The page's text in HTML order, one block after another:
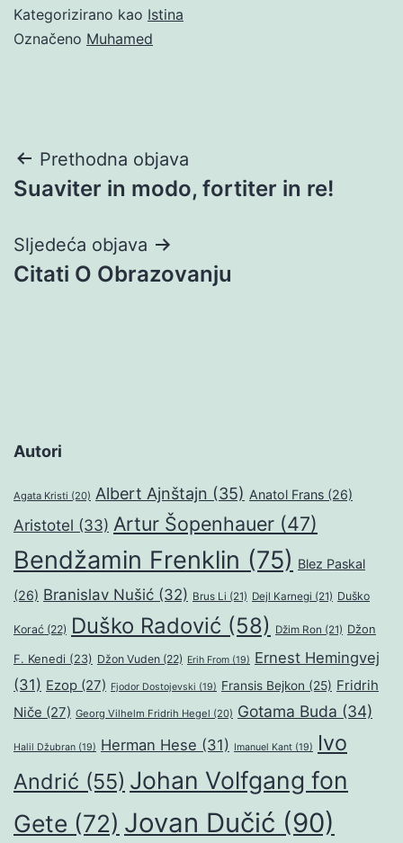
Kategorizirano kao Istina
Označeno Muhamed
Navigacija
objava
Prethodna objava
Suaviter in modo, fortiter in re!
Sljedeća objava
Citati O Obrazovanju
Autori
Agata Kristi (20) Albert Ajnštajn (35) Anatol Frans (26)
Aristotel (33) Artur Šopenhauer (47)
Bendžamin Frenklin (75) Blez Paskal
(26) Branislav Nušić (32) Brus Li (21) Dejl Karnegi (21) Duško
Korać (22) Duško Radović (58) Džim Ron (21) Džon
F. Kenedi (23) Džon Vuden (22) Erih From (19) Ernest Hemingvej
(31) Ezop (27) Fjodor Dostojevski (19) Fransis Bejkon (25) Fridrih
Niče (27) Georg Vilhelm Fridrih Hegel (20) Gotama Buda (34)
Halil Džubran (19) Herman Hese (31) Imanuel Kant (19)
Ivo
Andrić (55) Johan Volfgang fon
Gete (72) Jovan Dučić (90)